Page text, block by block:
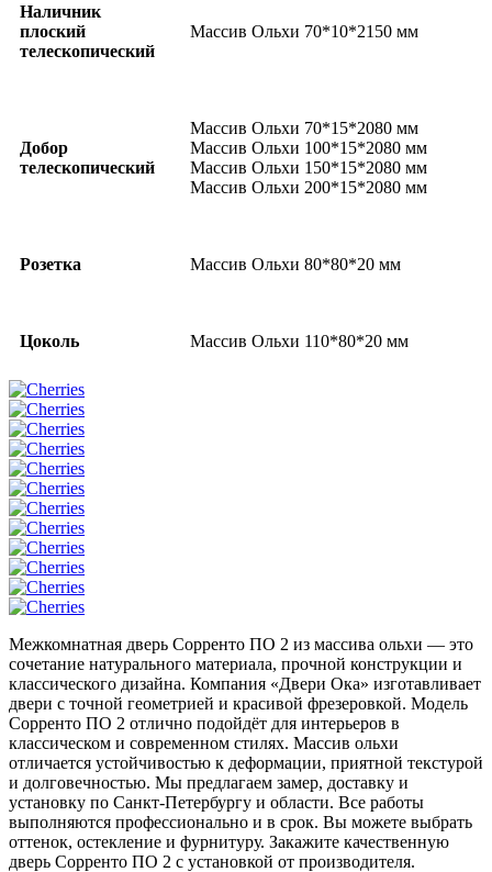
Наличник
плоский
телескопический
Массив Ольхи 70*10*2150 мм
Добор
телескопический
Массив Ольхи 70*15*2080 мм
Массив Ольхи 100*15*2080 мм
Массив Ольхи 150*15*2080 мм
Массив Ольхи 200*15*2080 мм
Розетка Массив Ольхи 80*80*20 мм
Цоколь Массив Ольхи 110*80*20 мм
Межкомнатная дверь Сорренто ПО 2 из массива ольхи — это
сочетание натурального материала, прочной конструкции и
классического дизайна. Компания «Двери Ока» изготавливает
двери с точной геометрией и красивой фрезеровкой. Модель
Сорренто ПО 2 отлично подойдёт для интерьеров в
классическом и современном стилях. Массив ольхи
отличается устойчивостью к деформации, приятной текстурой
и долговечностью. Мы предлагаем замер, доставку и
установку по Санкт-Петербургу и области. Все работы
выполняются профессионально и в срок. Вы можете выбрать
оттенок, остекление и фурнитуру. Закажите качественную
дверь Сорренто ПО 2 с установкой от производителя.